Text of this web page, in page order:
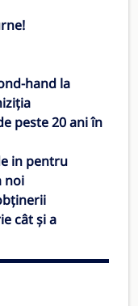
hand la
peste 20 ani în
in pentru
noi
cât și a